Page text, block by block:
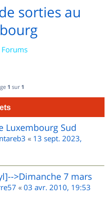
sorties au
1 sur 1
Luxembourg Sud
« 13 sept. 2023,
>Dimanche 7 mars
« 03 avr. 2010, 19:53